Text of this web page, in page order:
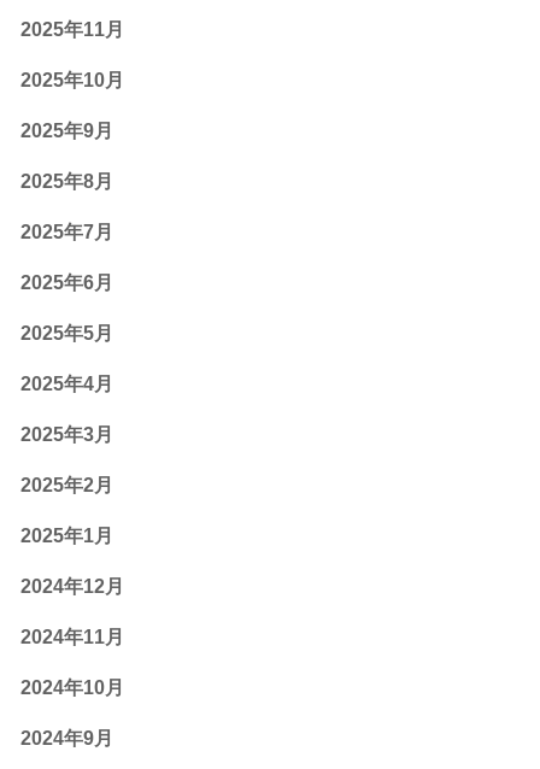
2025年11月
2025年10月
2025年9月
2025年8月
2025年7月
2025年6月
2025年5月
2025年4月
2025年3月
2025年2月
2025年1月
2024年12月
2024年11月
2024年10月
2024年9月